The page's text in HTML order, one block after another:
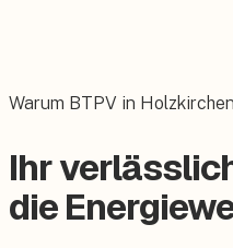
Warum BTPV in
Ihr
die